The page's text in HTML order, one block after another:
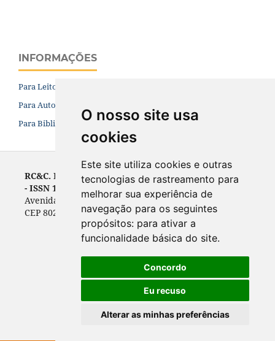
O nosso site usa
cookies
Este site utiliza cookies e outras
tecnologias de rastreamento para
melhorar sua experiência de
navegação para os seguintes
propósitos: para ativar a
funcionalidade básica do site.
Concordo
Eu recuso
Alterar as minhas preferências
INFORMAÇÕES
Para Leitores
Para Autores
Para Bibliotecários
RC&C. Revista de Contabilidade e Controladoria
- ISSN 1984-6266
Avenida Prefeito Lothário Meissner, 632 - Campus III
CEP 80210-070, Curitiba, PR, Brasil